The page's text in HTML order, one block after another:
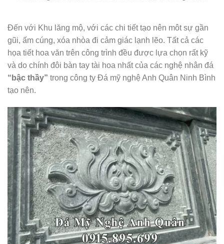
Đến với Khu lăng mộ, với các chi tiết tạo nên môt sự gần
gũi, ấm cúng, xóa nhòa đi cảm giác lạnh lẽo. Tất cả các
họa tiết hoa văn trên công trình đều được lựa chọn rất kỹ
và do chính đôi bàn tay tài hoa nhất của các nghệ nhân đá
“bậc thầy” trong công ty Đá mỹ nghệ Anh Quân Ninh Bình
tạo nên.